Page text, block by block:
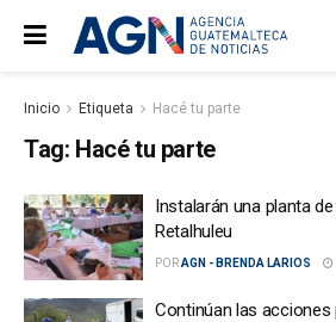
Inicio Etiqueta Hacé tu parte
Tag: Hacé tu parte
Instalarán una planta
Retalhuleu
PORAGN - BRENDA LARIOS
Continúan las acciones